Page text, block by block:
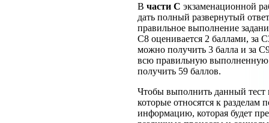
В части С экзаменационной
дать полный развернутый
правильное выполнение
С8 оценивается 2 баллами, за
можно получить 3 балла и за
всю правильную
получить 59 баллов.
Чтобы выполнить данный
которые относятся к
информацию, которая будет